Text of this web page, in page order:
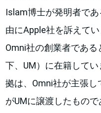
Islam博士が発明者で
由にApple社を訴えて
Omni社の創業者であ
下、UM）に在籍して
拠は、Omni社が主張
がUMに譲渡したもの